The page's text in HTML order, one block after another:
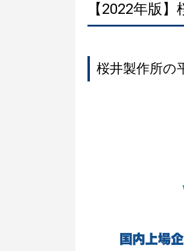
【2022年版
桜井製作所の